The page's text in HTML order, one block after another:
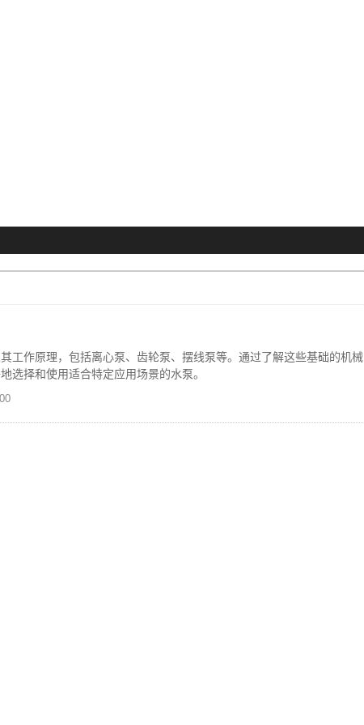
工作原理，包括离心泵、齿轮泵、摆线泵等。通过了解这些基础的机械
选择和使用适合特定应用场景的水泵。